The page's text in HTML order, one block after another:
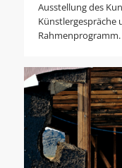
Ausstellung des
Künstlergespräche
Rahmenprogramm.